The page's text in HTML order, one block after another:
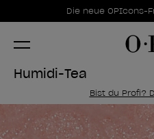
Sonderangebote
Die neue OPIcons-
Item 1 of 1
Humidi-Tea
Bist du Profi?